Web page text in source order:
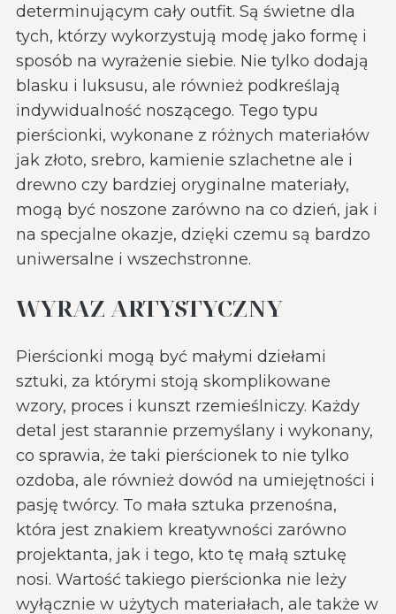
determinującym cały outfit. Są świetne dla
tych, którzy wykorzystują modę jako formę i
sposób na wyrażenie siebie. Nie tylko dodają
blasku i luksusu, ale również podkreślają
indywidualność noszącego. Tego typu
pierścionki, wykonane z różnych materiałów
jak złoto, srebro, kamienie szlachetne ale i
drewno czy bardziej oryginalne materiały,
mogą być noszone zarówno na co dzień, jak i
na specjalne okazje, dzięki czemu są bardzo
uniwersalne i wszechstronne.
WYRAZ ARTYSTYCZNY
Pierścionki mogą być małymi dziełami
sztuki, za którymi stoją skomplikowane
wzory, proces i kunszt rzemieślniczy. Każdy
detal jest starannie przemyślany i wykonany,
co sprawia, że taki pierścionek to nie tylko
ozdoba, ale również dowód na umiejętności i
pasję twórcy. To mała sztuka przenośna,
która jest znakiem kreatywności zarówno
projektanta, jak i tego, kto tę małą sztukę
nosi. Wartość takiego pierścionka nie leży
wyłącznie w użytych materiałach, ale także w